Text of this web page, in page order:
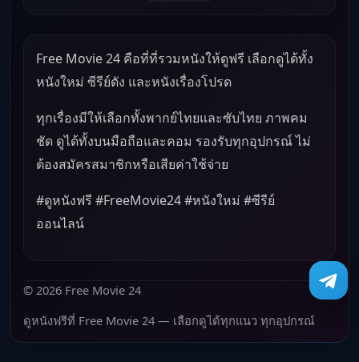
Free Movie 24 คือที่ที่รวมหนังให้ดูฟรี เลือกดูได้ทั้ง
หนังใหม่ ซีรีย์ดัง และหนังเรื่องโปรด
ทุกเรื่องมีให้เลือกทั้งพากย์ไทยและซับไทย ภาพคม
ชัด ดูได้ทั้งบนมือถือและคอม รองรับทุกอุปกรณ์ ไม่
ต้องสมัครสมาชิกหรือเสียค่าใช้จ่าย
#ดูหนังฟรี #FreeMovie24 #หนังใหม่ #ซีรีย์
ออนไลน์
© 2026 Free Movie 24
ดูหนังฟรีที่ Free Movie 24 — เลือกดูได้ทุกแนว ทุกอุปกรณ์